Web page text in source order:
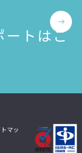
ートはこ
マッ